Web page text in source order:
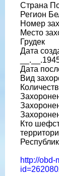
Страна
Регион
Номер
Место
Грудек
Дата
Дата
Вид
Кто
http://obd-